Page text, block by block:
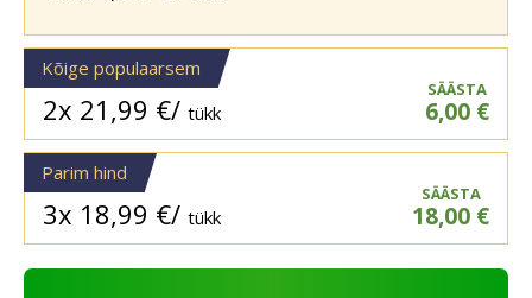
Kõige populaarsem
2x 21,99 €/ tükk
SÄÄSTA
6,00 €
Parim hind
3x 18,99 €/ tükk
SÄÄSTA
18,00 €